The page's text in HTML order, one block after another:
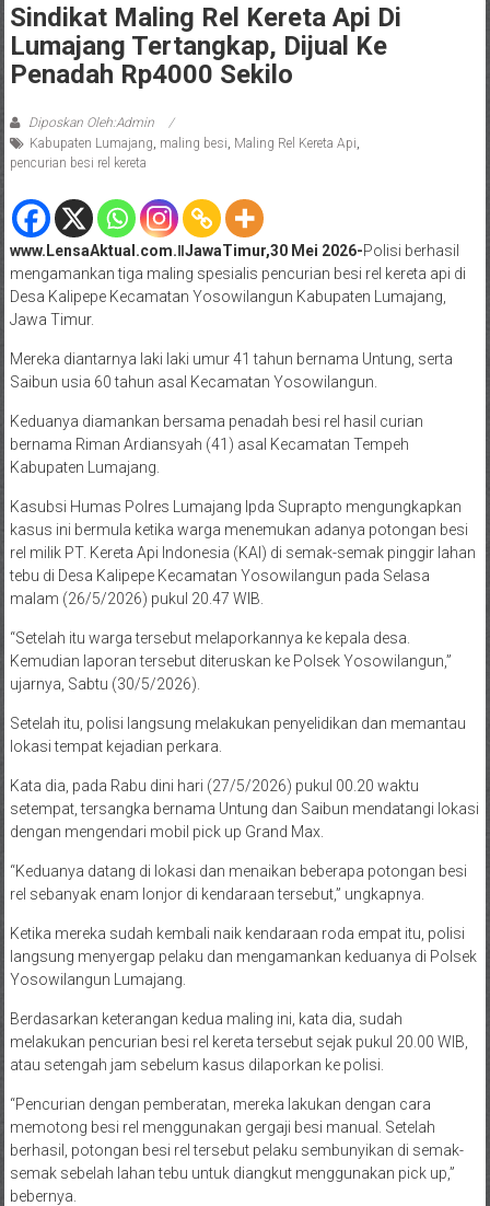
Sindikat Maling Rel Kereta Api Di
Lumajang Tertangkap, Dijual Ke
Penadah Rp4000 Sekilo
Diposkan Oleh:Admin
Kabupaten Lumajang maling besi Maling Rel Kereta Api
pencurian besi rel kereta
www.LensaAktual.com.ǁJawaTimur,30 Mei 2026-Polisi berhasil
mengamankan tiga maling spesialis pencurian besi rel kereta api di
Desa Kalipepe Kecamatan Yosowilangun Kabupaten Lumajang,
Jawa Timur.
Mereka diantarnya laki laki umur 41 tahun bernama Untung, serta
Saibun usia 60 tahun asal Kecamatan Yosowilangun.
Keduanya diamankan bersama penadah besi rel hasil curian
bernama Riman Ardiansyah (41) asal Kecamatan Tempeh
Kabupaten Lumajang.
Kasubsi Humas Polres Lumajang Ipda Suprapto mengungkapkan
kasus ini bermula ketika warga menemukan adanya potongan besi
rel milik PT. Kereta Api Indonesia (KAI) di semak-semak pinggir lahan
tebu di Desa Kalipepe Kecamatan Yosowilangun pada Selasa
malam (26/5/2026) pukul 20.47 WIB.
“Setelah itu warga tersebut melaporkannya ke kepala desa.
Kemudian laporan tersebut diteruskan ke Polsek Yosowilangun,”
ujarnya, Sabtu (30/5/2026).
Setelah itu, polisi langsung melakukan penyelidikan dan memantau
lokasi tempat kejadian perkara.
Kata dia, pada Rabu dini hari (27/5/2026) pukul 00.20 waktu
setempat, tersangka bernama Untung dan Saibun mendatangi lokasi
dengan mengendari mobil pick up Grand Max.
“Keduanya datang di lokasi dan menaikan beberapa potongan besi
rel sebanyak enam lonjor di kendaraan tersebut,” ungkapnya.
Ketika mereka sudah kembali naik kendaraan roda empat itu, polisi
langsung menyergap pelaku dan mengamankan keduanya di Polsek
Yosowilangun Lumajang.
Berdasarkan keterangan kedua maling ini, kata dia, sudah
melakukan pencurian besi rel kereta tersebut sejak pukul 20.00 WIB,
atau setengah jam sebelum kasus dilaporkan ke polisi.
“Pencurian dengan pemberatan, mereka lakukan dengan cara
memotong besi rel menggunakan gergaji besi manual. Setelah
berhasil, potongan besi rel tersebut pelaku sembunyikan di semak-
semak sebelah lahan tebu untuk diangkut menggunakan pick up,”
bebernya.